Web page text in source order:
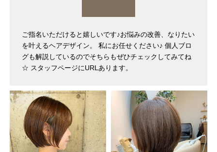
ご指名いただけると嬉しいです♪お悩みの改善、なりたい
を叶えるヘアデザイン。 私にお任せください♪ 個人ブロ
グも解説しているのでそちらもぜひチェックしてみてね
☆ スタッフページにURLあります。